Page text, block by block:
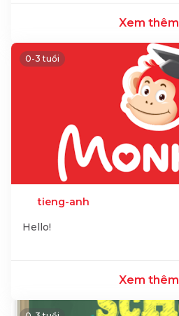
Xem thêm
0-3 tuổi
tieng-anh
Hello!
Xem thêm